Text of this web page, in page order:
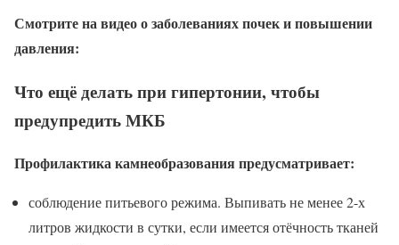
Смотрите на видео о заболеваниях почек и повышении
давления:
Что ещё делать при гипертонии, чтобы
предупредить МКБ
Профилактика камнеобразования предусматривает:
соблюдение питьевого режима. Выпивать не менее 2-х
литров жидкости в сутки, если имеется отёчность тканей